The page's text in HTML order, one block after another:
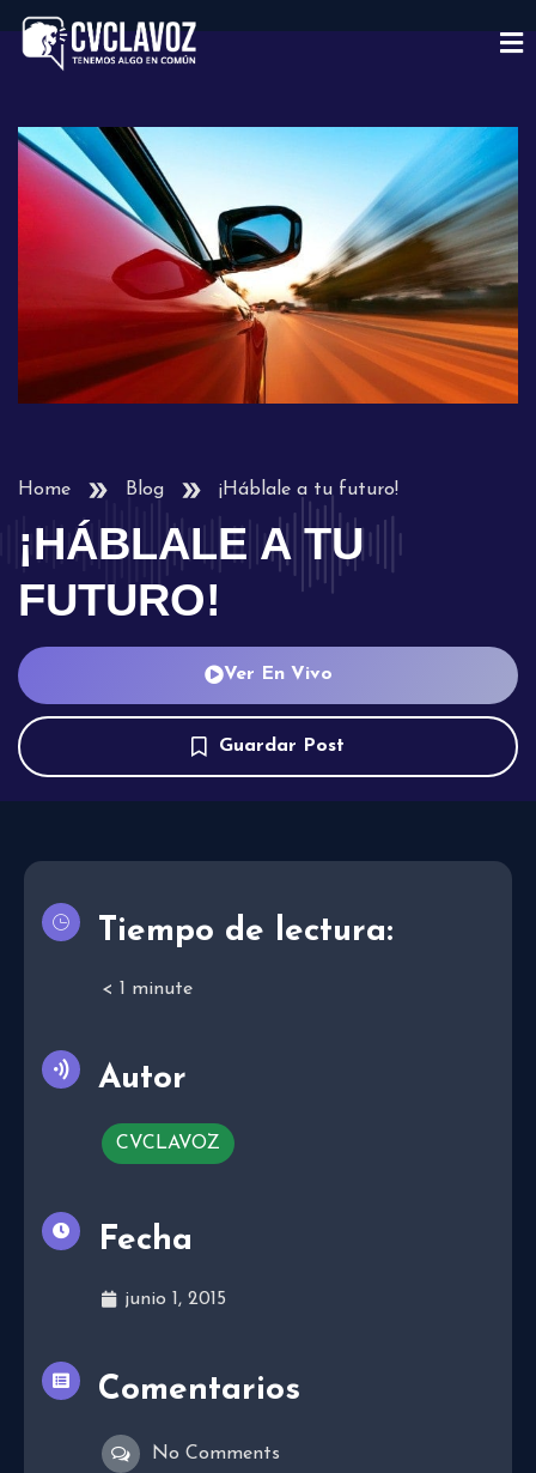
Home Blog ¡Háblale a tu futuro!
¡HÁBLALE A TU
FUTURO!
Ver En Vivo
Guardar Post
Tiempo de lectura:
< 1 minute
Autor
CVCLAVOZ
Fecha
junio 1, 2015
Comentarios
No Comments